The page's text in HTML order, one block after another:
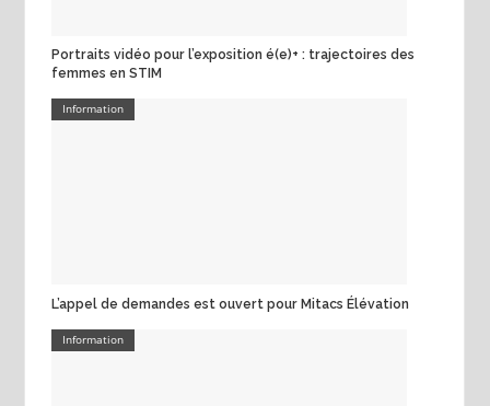
Portraits vidéo pour l’exposition é(e)+ : trajectoires des
femmes en STIM
Information
L’appel de demandes est ouvert pour Mitacs Élévation
Information